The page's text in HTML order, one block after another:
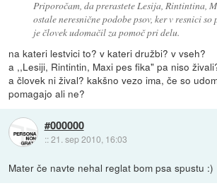
Priporočam, da prerastete Lesija, Rintintina,
ostale neresnične podobe psov, ker v resnici
je človek udomačil za pomoč pri delu.
na kateri lestvici to? v kateri družbi? v vseh?
a ,,Lesiji, Rintintin, Maxi pes fika" pa niso
a človek ni žival? kakšno vezo ima, če so
pomagajo ali ne?
#000000
::21. sep 2010, 16:03
Mater če navte nehal reglat bom psa spustu :)